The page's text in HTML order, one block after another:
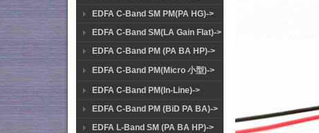
EDFA C-Band SM PM(PA HG)->
EDFA C-Band SM(LA Gain Flat)->
EDFA C-Band PM (PA BA HP)->
EDFA C-Band PM(Micro 小型)->
EDFA C-Band PM(In-Line)->
EDFA C-Band PM (BiD PA BA)->
EDFA L-Band SM (PA BA HP)->